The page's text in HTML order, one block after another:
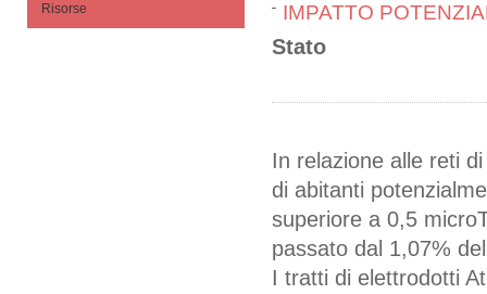
Risorse
IMPATTO
Stato
In relazione alle reti
di abitanti
superiore a 0,5
passato dal 1,07%
I tratti di elettrodotti